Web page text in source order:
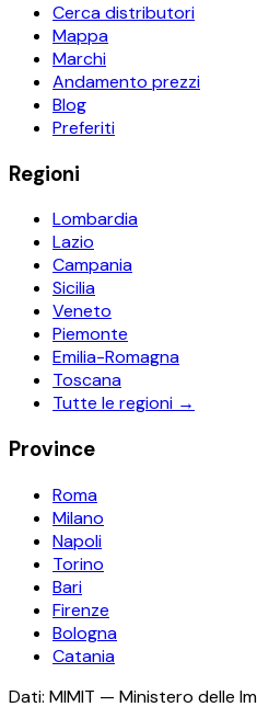
Cerca distributori
Mappa
Marchi
Andamento prezzi
Blog
Preferiti
Regioni
Lombardia
Lazio
Campania
Sicilia
Veneto
Piemonte
Emilia-Romagna
Toscana
Tutte le regioni →
Province
Roma
Milano
Napoli
Torino
Bari
Firenze
Bologna
Catania
Dati: MIMIT — Ministero delle